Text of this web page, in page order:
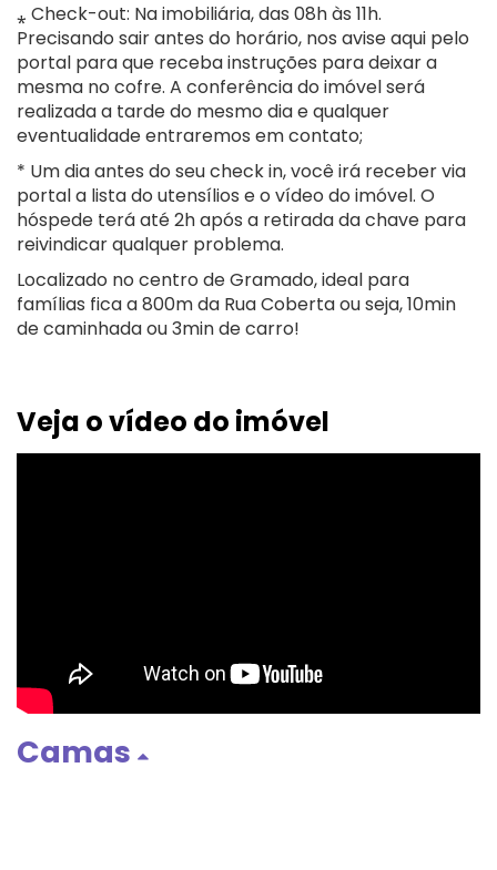
⁎ Check-out: Na imobiliária, das 08h às 11h.
Precisando sair antes do horário, nos avise aqui pelo
portal para que receba instruções para deixar a
mesma no cofre. A conferência do imóvel será
realizada a tarde do mesmo dia e qualquer
eventualidade entraremos em contato;
* Um dia antes do seu check in, você irá receber via
portal a lista do utensílios e o vídeo do imóvel. O
hóspede terá até 2h após a retirada da chave para
reivindicar qualquer problema.
Localizado no centro de Gramado, ideal para
famílias fica a 800m da Rua Coberta ou seja, 10min
de caminhada ou 3min de carro!
Veja o vídeo do imóvel
Camas